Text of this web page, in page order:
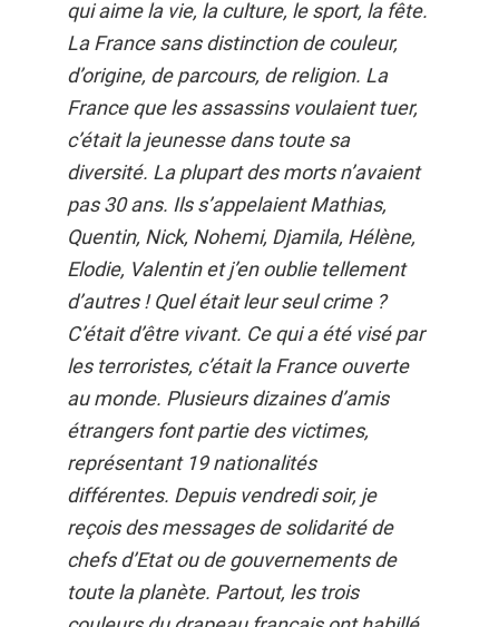
qui aime la vie, la culture, le sport, la fête.
La France sans distinction de couleur,
d’origine, de parcours, de religion. La
France que les assassins voulaient tuer,
c’était la jeunesse dans toute sa
diversité. La plupart des morts n’avaient
pas 30 ans. Ils s’appelaient Mathias,
Quentin, Nick, Nohemi, Djamila, Hélène,
Elodie, Valentin et j’en oublie tellement
d’autres ! Quel était leur seul crime ?
C’était d’être vivant. Ce qui a été visé par
les terroristes, c’était la France ouverte
au monde. Plusieurs dizaines d’amis
étrangers font partie des victimes,
représentant 19 nationalités
différentes. Depuis vendredi soir, je
reçois des messages de solidarité de
chefs d’Etat ou de gouvernements de
toute la planète. Partout, les trois